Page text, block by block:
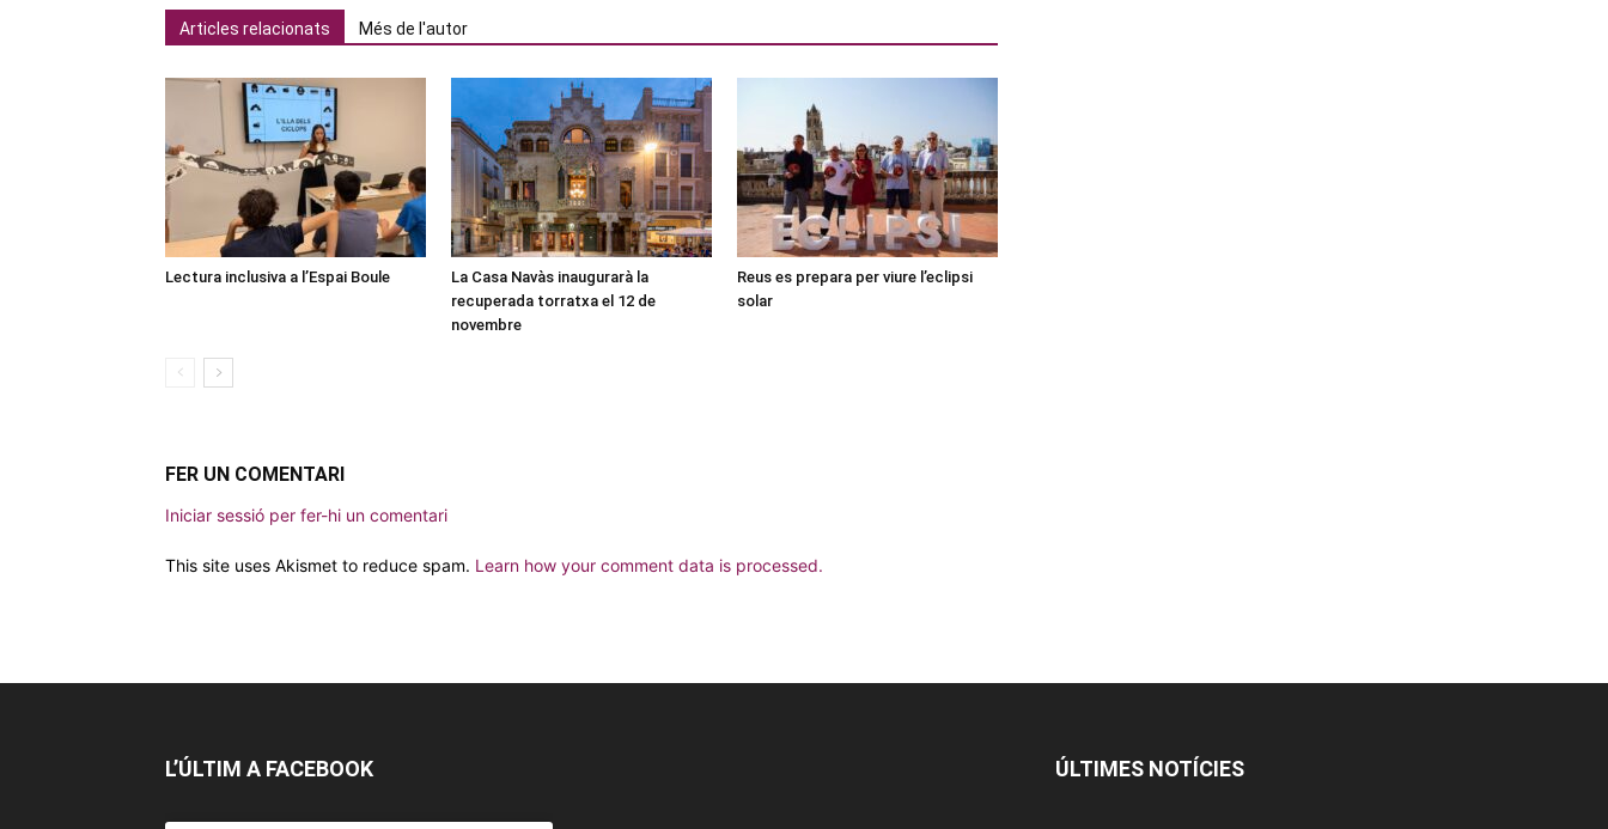
Articles relacionats Més de l'autor
Lectura inclusiva a l’Espai Boule
La Casa Navàs inaugurarà la
recuperada torratxa el 12 de
novembre
Reus es prepara per viure l’eclipsi
solar
FER UN COMENTARI
Iniciar sessió per fer-hi un comentari
This site uses Akismet to reduce spam. Learn how your comment data is processed.
L’ÚLTIM A FACEBOOK ÚLTIMES NOTÍCIES